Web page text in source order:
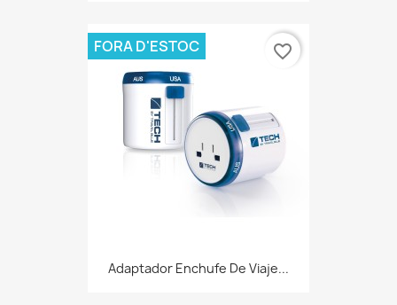
Adaptador Enchufe De Viaje...
FORA D'ESTOC favorite_border